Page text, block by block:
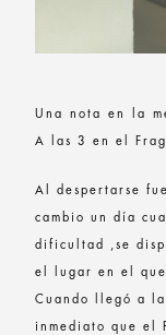
Una nota en la
A las 3 en el
Al despertarse
cambio un día
dificultad ,se
el lugar en el
Cuando llegó a
inmediato que el